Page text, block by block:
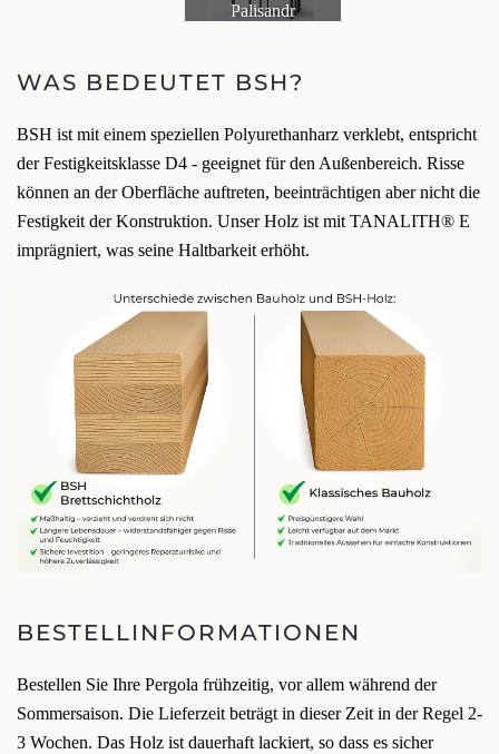
Palisandr
WAS BEDEUTET BSH?
BSH ist mit einem speziellen Polyurethanharz verklebt, entspricht
der Festigkeitsklasse D4 - geeignet für den Außenbereich. Risse
können an der Oberfläche auftreten, beeinträchtigen aber nicht die
Festigkeit der Konstruktion. Unser Holz ist mit TANALITH® E
imprägniert, was seine Haltbarkeit erhöht.
BESTELLINFORMATIONEN
Bestellen Sie Ihre Pergola frühzeitig, vor allem während der
Sommersaison. Die Lieferzeit beträgt in dieser Zeit in der Regel 2-
3 Wochen. Das Holz ist dauerhaft lackiert, so dass es sicher